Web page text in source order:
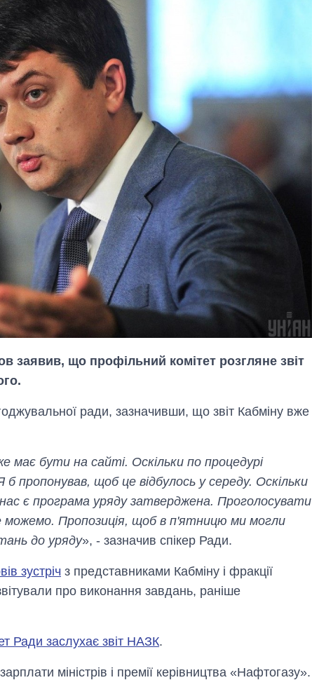
заявив, що профільний комітет розгляне звіт
ради, зазначивши, що звіт Кабміну вже
має бути на сайті. Оскільки по процедурі
пропонував, щоб це відбулось у середу. Оскільки
є програма уряду затверджена. Проголосувати
можемо. Пропозиція, щоб в п'ятницю ми могли
до уряду», - зазначив спікер Ради.
зустріч з представниками Кабміну і фракції
про виконання завдань, раніше
Ради заслухає звіт НАЗК.
міністрів і премії керівництва «Нафтогазу».
бюджет
Міністерства
оборони за 13
років війни з
росією